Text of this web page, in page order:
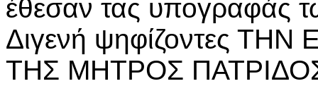
έθεσαν τας υπογραφάς
Διγενή ψηφίζοντες
ΤΗΣ ΜΗΤΡΟΣ